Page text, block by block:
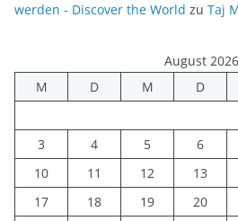
werden - Discover the World zu Taj
August 2026
M
D M D
3
4 5 6
10
11 12 13
17
18 19 20